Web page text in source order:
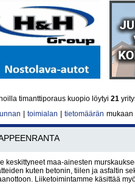
timanttiporaus kuopio löytyi 21
toimialan tietomäärän mukaan
keskittyneet maa-ainesten
kuten betonin, tiilen ja asfaltin
Liiketoimintamme käsittää